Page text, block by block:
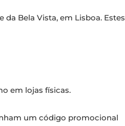
da Bela Vista, em Lisboa. Estes
em lojas físicas.
um código promocional